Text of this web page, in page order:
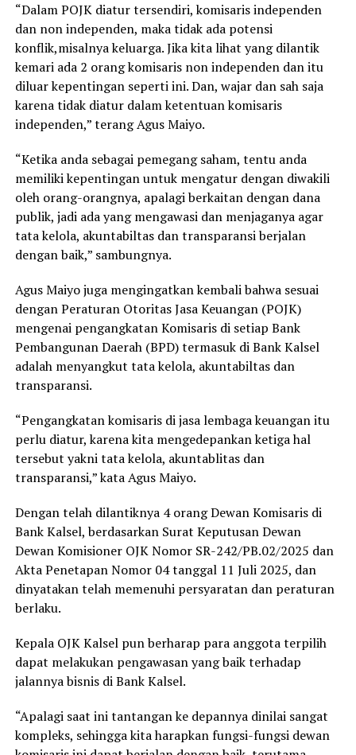
“Dalam POJK diatur tersendiri, komisaris independen
dan non independen, maka tidak ada potensi
konflik,misalnya keluarga. Jika kita lihat yang dilantik
kemari ada 2 orang komisaris non independen dan itu
diluar kepentingan seperti ini. Dan, wajar dan sah saja
karena tidak diatur dalam ketentuan komisaris
independen,” terang Agus Maiyo.
“Ketika anda sebagai pemegang saham, tentu anda
memiliki kepentingan untuk mengatur dengan diwakili
oleh orang-orangnya, apalagi berkaitan dengan dana
publik, jadi ada yang mengawasi dan menjaganya agar
tata kelola, akuntabiltas dan transparansi berjalan
dengan baik,” sambungnya.
Agus Maiyo juga mengingatkan kembali bahwa sesuai
dengan Peraturan Otoritas Jasa Keuangan (POJK)
mengenai pengangkatan Komisaris di setiap Bank
Pembangunan Daerah (BPD) termasuk di Bank Kalsel
adalah menyangkut tata kelola, akuntabiltas dan
transparansi.
“Pengangkatan komisaris di jasa lembaga keuangan itu
perlu diatur, karena kita mengedepankan ketiga hal
tersebut yakni tata kelola, akuntablitas dan
transparansi,” kata Agus Maiyo.
Dengan telah dilantiknya 4 orang Dewan Komisaris di
Bank Kalsel, berdasarkan Surat Keputusan Dewan
Dewan Komisioner OJK Nomor SR-242/PB.02/2025 dan
Akta Penetapan Nomor 04 tanggal 11 Juli 2025, dan
dinyatakan telah memenuhi persyaratan dan peraturan
berlaku.
Kepala OJK Kalsel pun berharap para anggota terpilih
dapat melakukan pengawasan yang baik terhadap
jalannya bisnis di Bank Kalsel.
“Apalagi saat ini tantangan ke depannya dinilai sangat
kompleks, sehingga kita harapkan fungsi-fungsi dewan